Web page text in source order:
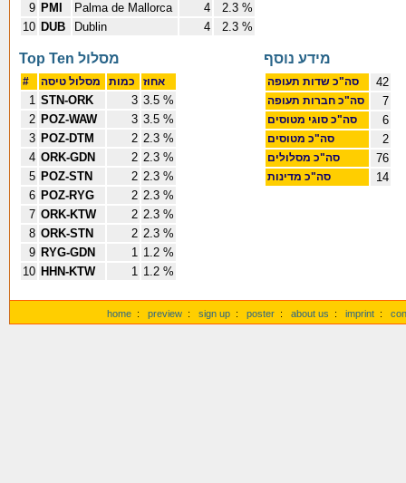
9 PMI Palma de Mallorca 4
2.3 %
10 DUB Dublin 4 2.3 %
Top Ten מסלול
#
1 STN-ORK 3 3.5 %
2 POZ-WAW 3 3.5 %
3 POZ-DTM 2 2.3 %
4 ORK-GDN 2 2.3 %
5 POZ-STN 2 2.3 %
6 POZ-RYG 2 2.3 %
7 ORK-KTW 2 2.3 %
8 ORK-STN 2 2.3 %
9 RYG-GDN 1 1.2 %
10 HHN-KTW 1 1.2 %
מידע נוסף
סה"כ שדות תעופה 42
7
סה"כ סוגי מטוסים 6
סה"כ מטוסים 2
סה"כ מסלולים 76
סה"כ מדינות 14
home : preview : sign up : poster : about us : imprint :